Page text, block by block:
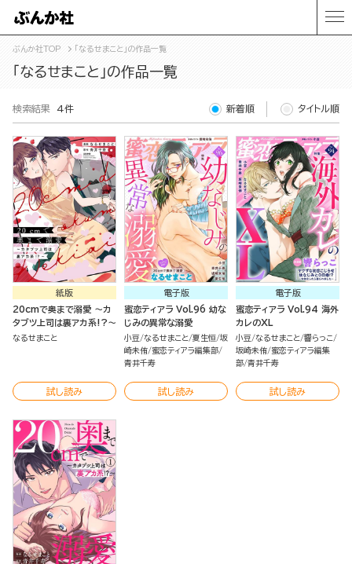
ぶんか社TOP 「なるせまこと」の作品一覧
「なるせまこと」の作品一覧
検索結果 4件 新着順 タイトル順
紙版
20cmで奥まで溺愛 ～カ
タブツ上司は裏アカ系!?～
なるせまこと
試し読み
電子版
蜜恋ティアラ Vol.96 幼な
じみの異常な溺愛
小豆 なるせまこと 夏生恒 坂
崎未侑 蜜恋ティアラ編集部
青井千寿
試し読み
電子版
蜜恋ティアラ Vol.94 海外
カレのXL
小豆 なるせまこと 響らっこ
坂崎未侑 蜜恋ティアラ編集
部 青井千寿
試し読み